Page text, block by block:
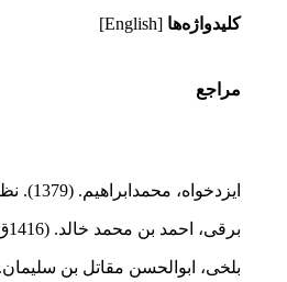
کلیدواژه‌ها [English]
مراجع
ایزدخواه، محمدابراهیم. (1379). نظریۀ متعالی‌بودن زبان قرآن.
برقی، احمد بن محمد خالد. (1416ق).
بلخی، ابوالحسن مقاتل بن سلیمان.